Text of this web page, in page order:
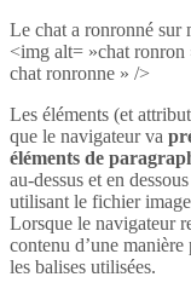
Le chat a ronronné sur
<img alt= »chat
chat ronronne » />
Les éléments (et
que le navigateur va
éléments de
au-dessus et en
utilisant le fichier
Lorsque le navigateur
contenu d’une
les balises utilisées.